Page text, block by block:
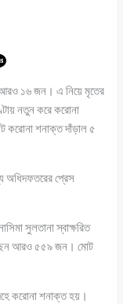
আরও ১৬ জন। এ নিয়ে মৃতের
নতুন করে করোনা
করোনা শনাক্ত দাঁড়াল ৫
অধিদফতরের প্রেস
সুলতানা স্বাক্ষরিত
আরও ৫৫৯ জন। মোট
করোনা শনাক্ত হয়।